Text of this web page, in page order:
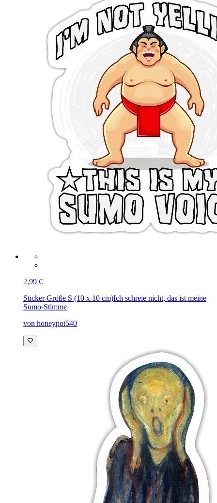
2,99 €
Sticker Größe S (10 x 10 cm)Ich schreie nicht, das ist meine
Sumo-Stimme
von honeypot540